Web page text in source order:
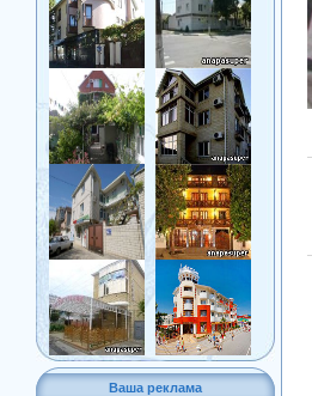
Ваша реклама